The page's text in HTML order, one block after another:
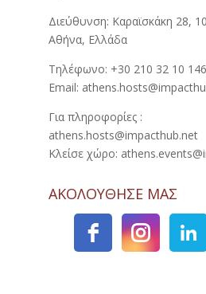
Διεύθυνση: Καραϊσκάκη 28,
Αθήνα, Ελλάδα
Τηλέφωνο: +30 210 32 10 146
Email:
Για πληροφορίες :
athens.hosts@impacthub.net
Κλείσε χώρο:
ΑΚΟΛΟΥΘΗΣΕ ΜΑΣ